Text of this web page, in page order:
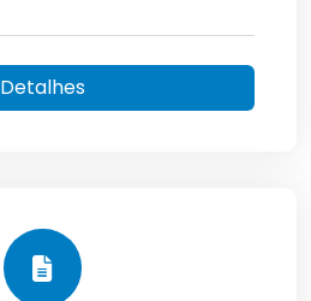
Detalhes